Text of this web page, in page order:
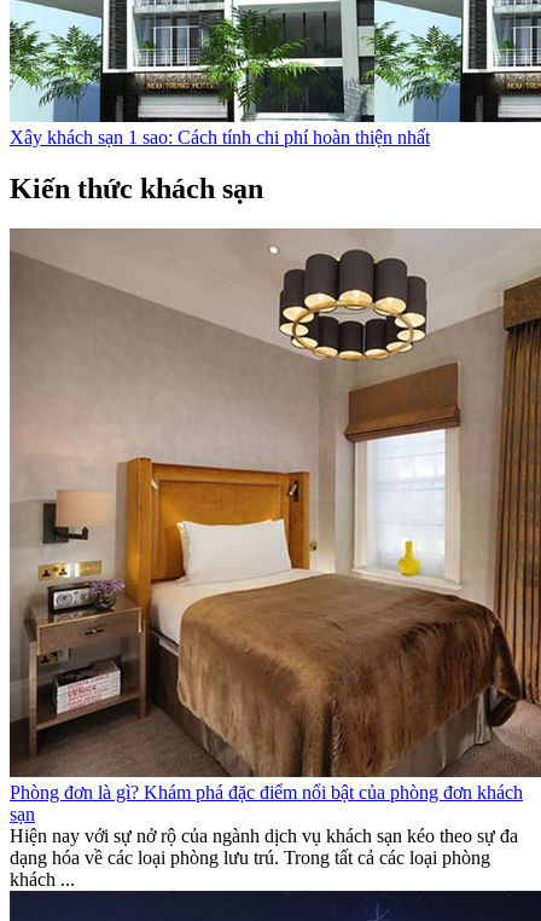
Xây khách sạn 1 sao: Cách tính chi phí hoàn thiện nhất
Kiến thức khách sạn
Phòng đơn là gì? Khám phá đặc điểm nổi bật của phòng đơn khách
sạn
Hiện nay với sự nở rộ của ngành dịch vụ khách sạn kéo theo sự đa
dạng hóa về các loại phòng lưu trú. Trong tất cả các loại phòng
khách ...